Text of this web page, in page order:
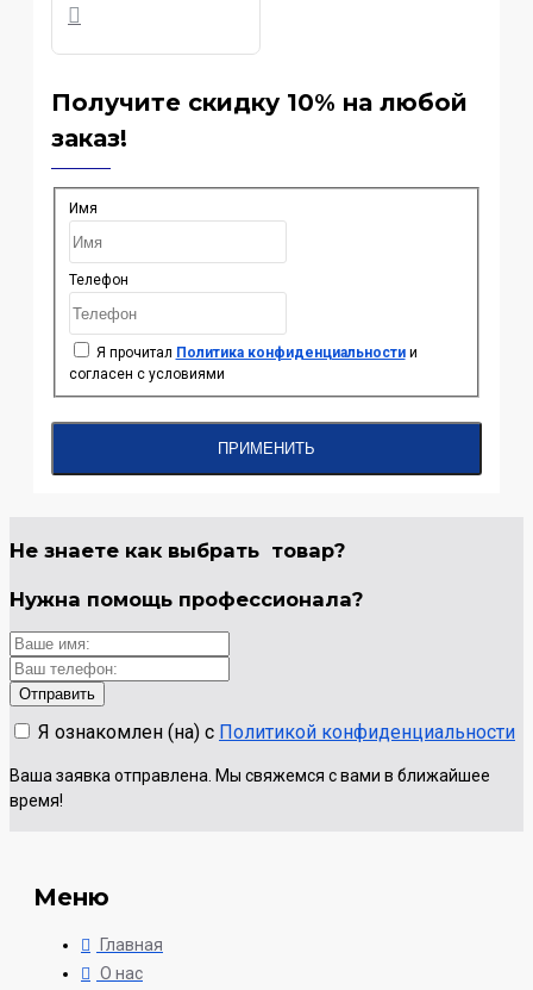
Получите скидку 10% на любой
заказ!
Имя
Телефон
Я прочитал Политика конфиденциальностии
согласен с условиями
ПРИМЕНИТЬ
Не знаете как выбрать товар?
Нужна помощь профессионала?
Я ознакомлен (на) с Политикой конфиденциальности
Ваша заявка отправлена. Мы свяжемся с вами в ближайшее
время!
Меню
Главная
О нас